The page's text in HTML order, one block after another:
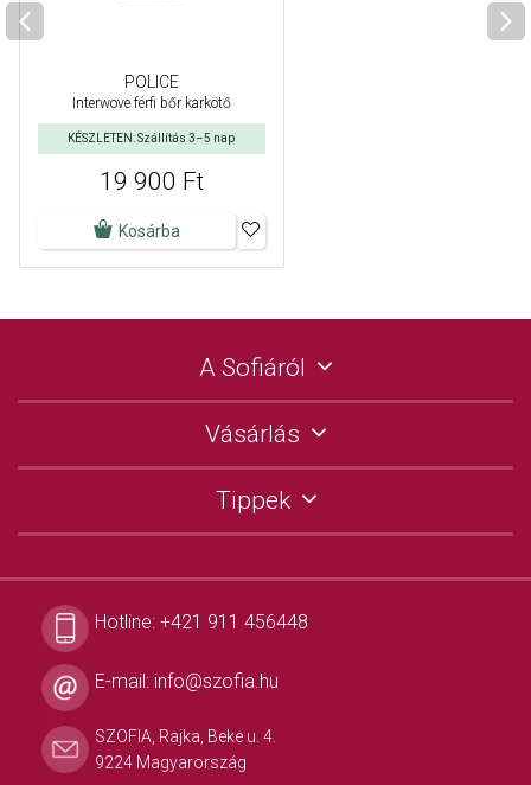
POLICE
Interwove férfi bőr karkötő
KÉSZLETEN: Szállítás 3–5 nap
19 900 Ft
Kosárba
A Sofiáról
Vásárlás
Tippek
Hotline: +421 911 456448
E-mail: info@szofia.hu
SZOFIA, Rajka, Beke u. 4.
9224 Magyarország